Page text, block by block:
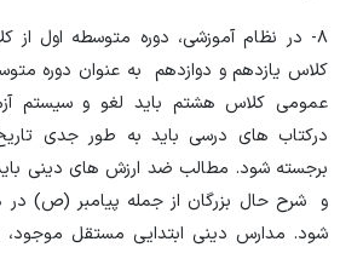
۸- در نظام آموزشی، دوره متوسطه اول
کلاس یازدهم و دوازدهم به عنوان دوره
عمومی کلاس هشتم باید لغو و سیستم
برجسته شود. مطالب ضد ارزش های دینی
و شرح حال بزرگان از جمله پیامبر (ص)
شود. مدارس دینی ابتدایی مستقل موجود،